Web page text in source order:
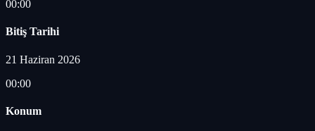
00:00
Bitiş Tarihi
21 Haziran 2026
00:00
Konum